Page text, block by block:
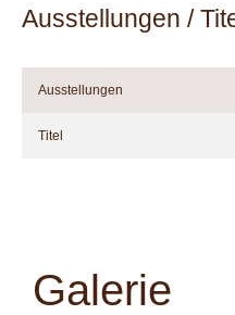
Ausstellungen /
Ausstellungen
Titel
Galerie